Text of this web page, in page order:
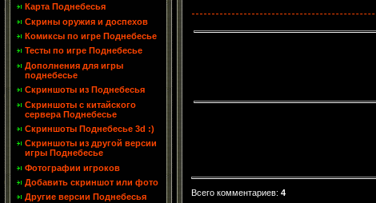
Карта Поднебесья
Скрины оружия и доспехов
Комиксы по игре Поднебесье
Тесты по игре Поднебесье
Дополнения для игры
поднебесье
Скриншоты из Поднебесья
Скриншоты с китайского
сервера Поднебесье
Скриншоты Поднебесье 3d :)
Скриншоты из другой версии
игры Поднебесье
Фотографии игроков
Добавить скриншот или фото
Другие версии Поднебесья
Всего комментариев: 4